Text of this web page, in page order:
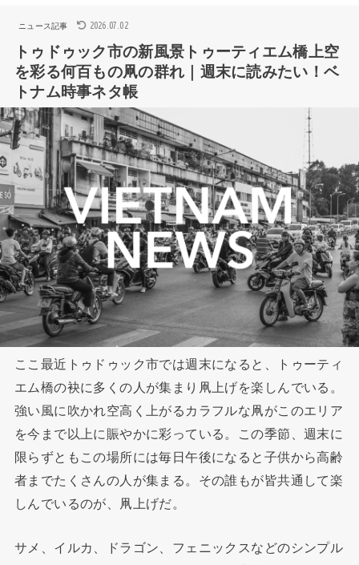
ニュース記事 2026.07.02
トゥドゥック市の新風景トゥーティエム橋上空
を彩る何百もの凧の群れ｜週末に読みたい！ベ
トナム時事ネタ帳
ここ最近トゥドゥック市では週末になると、トゥーティ
エム橋の袂に多くの人が集まり凧上げを楽しんでいる。
強い風に吹かれ空高く上がるカラフルな凧がこのエリア
を今まで以上に賑やかに彩っている。この季節、週末に
限らずともこの場所には毎日午後になると子供から高齢
者までたくさんの人が集まる。その誰もが皆共通して楽
しんでいるのが、凧上げだ。
サメ、イルカ、ドラゴン、フェニックスなどのシンプル